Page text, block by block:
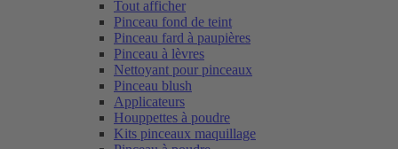
Tout afficher
Pinceau fond de teint
Pinceau fard à paupières
Pinceau à lèvres
Nettoyant pour pinceaux
Pinceau blush
Applicateurs
Houppettes à poudre
Kits pinceaux maquillage